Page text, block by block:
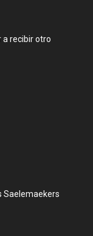
a recibir otro
Saelemaekers